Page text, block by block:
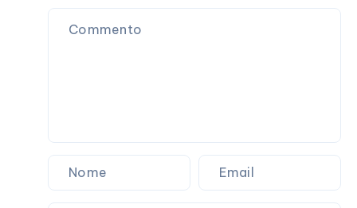
di
attaccarlo